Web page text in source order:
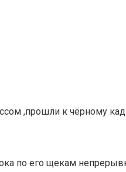
,прошли к чёрному
по его щекам